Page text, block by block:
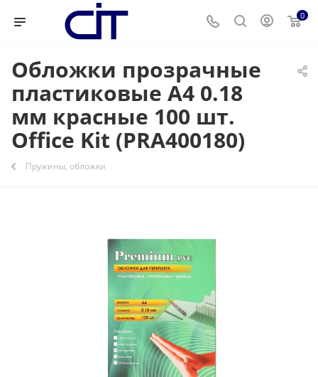
0
Обложки прозрачные
пластиковые А4 0.18
мм красные 100 шт.
Office Kit (PRA400180)
Пружины, обложки